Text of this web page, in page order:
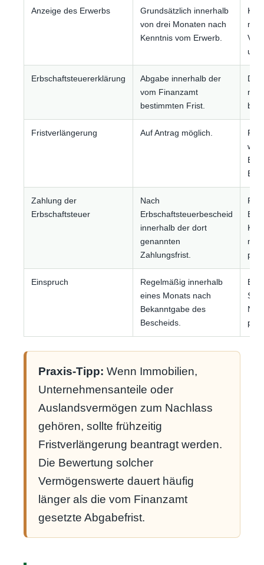
Anzeige des Erwerbs
Grundsätzlich innerhalb
von drei Monaten nach
Kenntnis vom Erwerb.
mit
und
Erbschaftsteuererklärung
Abgabe innerhalb der
vom Finanzamt
bestimmten Frist.
Die
Fristverlängerung Auf Antrag möglich.
Zahlung der
Erbschaftsteuer
Nach
Erbschaftsteuerbescheid
innerhalb der dort
genannten
Zahlungsfrist.
Einspruch
Regelmäßig innerhalb
eines Monats nach
Bekanntgabe des
Bescheids.
Praxis-Tipp: Wenn Immobilien,
Unternehmensanteile oder
Auslandsvermögen zum Nachlass
gehören, sollte frühzeitig
Fristverlängerung beantragt werden.
Die Bewertung solcher
Vermögenswerte dauert häufig
länger als die vom Finanzamt
gesetzte Abgabefrist.